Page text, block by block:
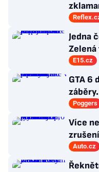
zamakat
Jedna
proti
E15.cz
GTA 6
Poggers
Více
řekla,
Auto.cz